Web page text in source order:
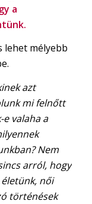
a
lehet mélyebb
azt
mi felnőtt
valaha a
Nem
arról, hogy
női
történések